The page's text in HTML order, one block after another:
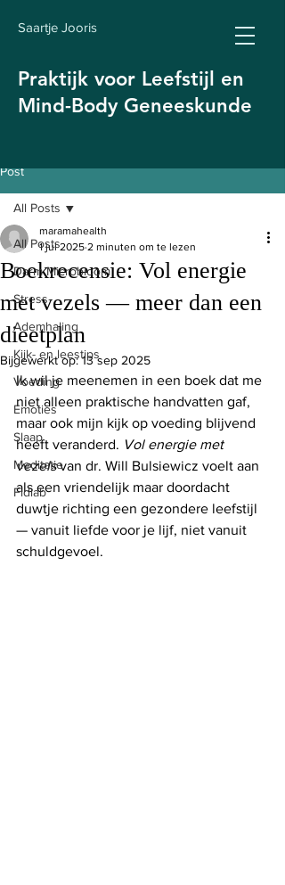
Saartje Jooris
Praktijk voor Leefstijl en
Mind-Body Geneeskunde
Post
All Posts
Darm Microbioom
Stress
Ademhaling
Kijk- en leestips
Voeding
Emoties
Slaap
Meditatie
Fidlab
All Posts
Boekrecensie: Vol energie
met vezels — meer dan een
dieetplan
maramahealth
1 jul 2025 2 minuten om te lezen
Bijgewerkt op:13 sep 2025
Ik wil je meenemen in een boek dat me
niet alleen praktische handvatten gaf,
maar ook mijn kijk op voeding blijvend
heeft veranderd. Vol energie met
vezels van dr. Will Bulsiewicz voelt aan
als een vriendelijk maar doordacht
duwtje richting een gezondere leefstijl
— vanuit liefde voor je lijf, niet vanuit
schuldgevoel.